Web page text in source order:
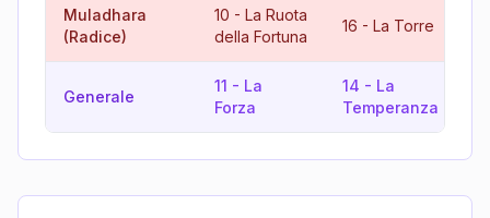
Muladhara
(Radice)
10 - La Ruota
della Fortuna
16 - La Torre
Generale
11 - La
Forza
14 - La
Temperanza